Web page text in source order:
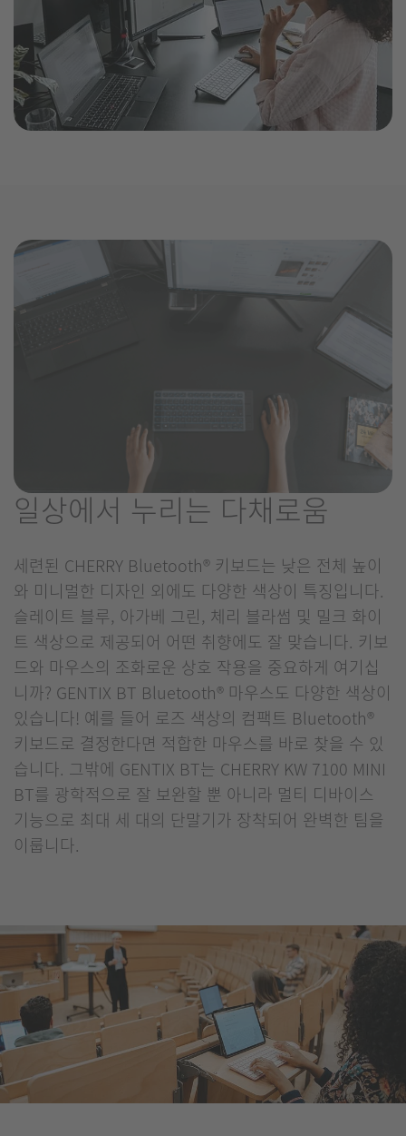
일상에서 누리는 다채로움
세련된 CHERRY Bluetooth® 키보드는 낮은 전체 높이
와 미니멀한 디자인 외에도 다양한 색상이 특징입니다.
슬레이트 블루, 아가베 그린, 체리 블라썸 및 밀크 화이
트 색상으로 제공되어 어떤 취향에도 잘 맞습니다. 키보
드와 마우스의 조화로운 상호 작용을 중요하게 여기십
니까? GENTIX BT Bluetooth® 마우스도 다양한 색상이
있습니다! 예를 들어 로즈 색상의 컴팩트 Bluetooth®
키보드로 결정한다면 적합한 마우스를 바로 찾을 수 있
습니다. 그밖에 GENTIX BT는 CHERRY KW 7100 MINI
BT를 광학적으로 잘 보완할 뿐 아니라 멀티 디바이스
기능으로 최대 세 대의 단말기가 장착되어 완벽한 팀을
이룹니다.